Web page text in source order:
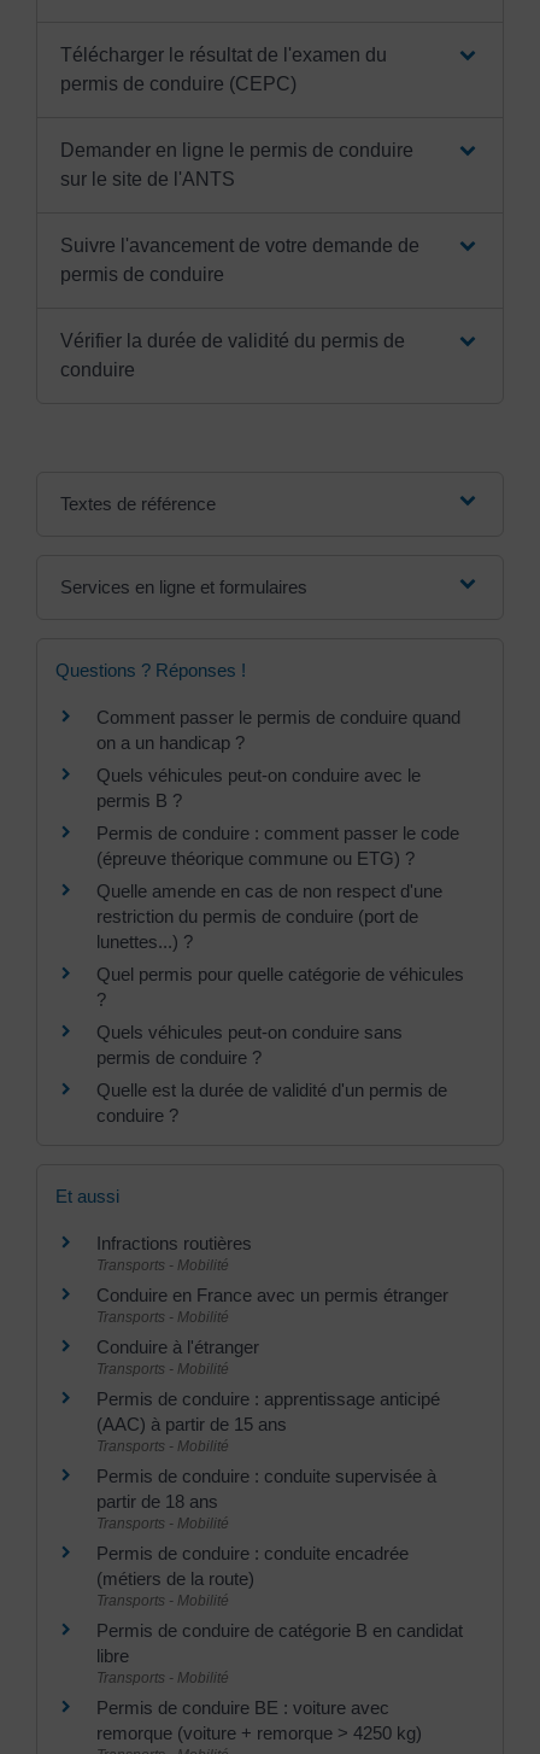
Télécharger le résultat de l'examen du
permis de conduire (CEPC)
Demander en ligne le permis de conduire
sur le site de l'ANTS
Suivre l'avancement de votre demande de
permis de conduire
Vérifier la durée de validité du permis de
conduire
Textes de référence
Services en ligne et formulaires
Questions ? Réponses !
Comment passer le permis de conduire quand
on a un handicap ?
Quels véhicules peut-on conduire avec le
permis B ?
Permis de conduire : comment passer le code
(épreuve théorique commune ou ETG) ?
Quelle amende en cas de non respect d'une
restriction du permis de conduire (port de
lunettes...) ?
Quel permis pour quelle catégorie de véhicules
?
Quels véhicules peut-on conduire sans
permis de conduire ?
Quelle est la durée de validité d'un permis de
conduire ?
Et aussi
Infractions routières
Transports - Mobilité
Conduire en France avec un permis étranger
Transports - Mobilité
Conduire à l'étranger
Transports - Mobilité
Permis de conduire : apprentissage anticipé
(AAC) à partir de 15 ans
Transports - Mobilité
Permis de conduire : conduite supervisée à
partir de 18 ans
Transports - Mobilité
Permis de conduire : conduite encadrée
(métiers de la route)
Transports - Mobilité
Permis de conduire de catégorie B en candidat
libre
Transports - Mobilité
Permis de conduire BE : voiture avec
remorque (voiture + remorque > 4250 kg)